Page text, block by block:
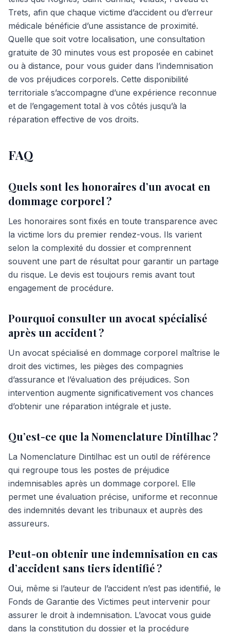
Trets, afin que chaque victime d’accident ou d’erreur
médicale bénéficie d’une assistance de proximité.
Quelle que soit votre localisation, une consultation
gratuite de 30 minutes vous est proposée en cabinet
ou à distance, pour vous guider dans l’indemnisation
de vos préjudices corporels. Cette disponibilité
territoriale s’accompagne d’une expérience reconnue
et de l’engagement total à vos côtés jusqu’à la
réparation effective de vos droits.
FAQ
Quels sont les honoraires d’un avocat en
dommage corporel ?
Les honoraires sont fixés en toute transparence avec
la victime lors du premier rendez-vous. Ils varient
selon la complexité du dossier et comprennent
souvent une part de résultat pour garantir un partage
du risque. Le devis est toujours remis avant tout
engagement de procédure.
Pourquoi consulter un avocat spécialisé
après un accident ?
Un avocat spécialisé en dommage corporel maîtrise le
droit des victimes, les pièges des compagnies
d’assurance et l’évaluation des préjudices. Son
intervention augmente significativement vos chances
d’obtenir une réparation intégrale et juste.
Qu’est-ce que la Nomenclature Dintilhac ?
La Nomenclature Dintilhac est un outil de référence
qui regroupe tous les postes de préjudice
indemnisables après un dommage corporel. Elle
permet une évaluation précise, uniforme et reconnue
des indemnités devant les tribunaux et auprès des
assureurs.
Peut-on obtenir une indemnisation en cas
d’accident sans tiers identifié ?
Oui, même si l’auteur de l’accident n’est pas identifié, le
Fonds de Garantie des Victimes peut intervenir pour
assurer le droit à indemnisation. L’avocat vous guide
dans la constitution du dossier et la procédure